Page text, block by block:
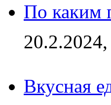
По каким
Вкусная